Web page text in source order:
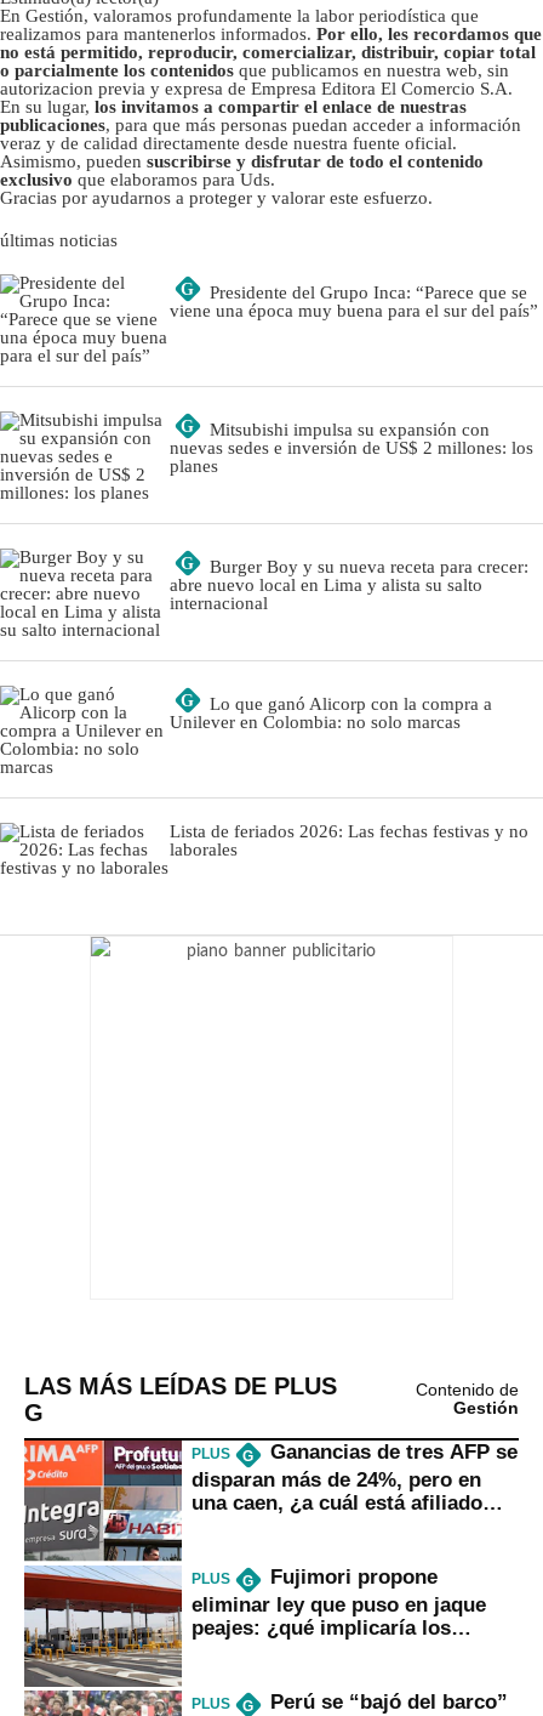
En Gestión, valoramos profundamente la labor periodística que
realizamos para mantenerlos informados. Por ello, les recordamos que
no está permitido, reproducir, comercializar, distribuir, copiar total
o parcialmente los contenidos que publicamos en nuestra web, sin
autorizacion previa y expresa de Empresa Editora El Comercio S.A.
En su lugar, los invitamos a compartir el enlace de nuestras
publicaciones, para que más personas puedan acceder a información
veraz y de calidad directamente desde nuestra fuente oficial.
Asimismo, pueden suscribirse y disfrutar de todo el contenido
exclusivo que elaboramos para Uds.
Gracias por ayudarnos a proteger y valorar este esfuerzo.
últimas noticias
G
Presidente del Grupo Inca: “Parece que se
viene una época muy buena para el sur del país”
G
Mitsubishi impulsa su expansión con
nuevas sedes e inversión de US$ 2 millones: los
planes
G
Burger Boy y su nueva receta para crecer:
abre nuevo local en Lima y alista su salto
internacional
G
Lo que ganó Alicorp con la compra a
Unilever en Colombia: no solo marcas
Lista de feriados 2026: Las fechas festivas y no
laborales
LAS MÁS LEÍDAS DE PLUS
G
Contenido de
Gestión
PLUS G
Ganancias de tres AFP se
disparan más de 24%, pero en
una caen, ¿a cuál está afiliado
PLUS G
Fujimori propone
eliminar ley que puso en jaque
peajes: ¿qué implicaría los
PLUS G
Perú se “bajó del barco”